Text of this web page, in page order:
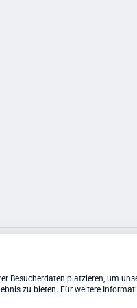
Besucherdaten platzieren, um
zu bieten. Für weitere